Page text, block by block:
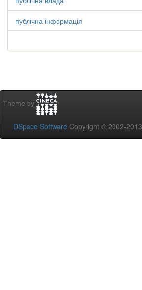
публічна інформація
Theme by
DSpace Software Copyright © 2002-2013